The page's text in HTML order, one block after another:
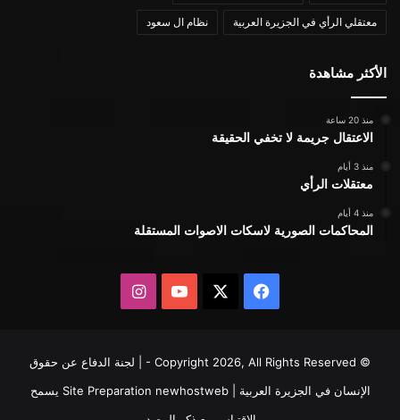
معتقلي الرأي في الجزيرة العربية نظام ال سعود
الأكثر مشاهدة
منذ 20 ساعة
الاعتقال جريمة لا تخفي الحقيقة
منذ 3 أيام
معتقلات الرأي
منذ 4 أيام
المحاكمات الصورية لاسكات الاصوات المستقلة
فيسبوك يوتيوبانستقرام
© Copyright 2026, All Rights Reserved - | لجنة الدفاع عن حقوق
الإنسان في الجزيرة العربية | Site Preparationnewhostweb
يسمح